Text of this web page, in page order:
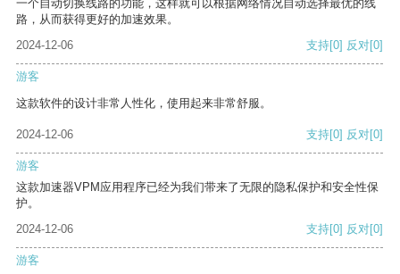
一个自动切换线路的功能，这样就可以根据网络情况自动选择最优的线
路，从而获得更好的加速效果。
2024-12-06
支持[0] 反对[0]
游客
这款软件的设计非常人性化，使用起来非常舒服。
2024-12-06 支持[0] 反对[0]
游客
这款加速器VPM应用程序已经为我们带来了无限的隐私保护和安全性保
护。
2024-12-06
支持[0] 反对[0]
游客